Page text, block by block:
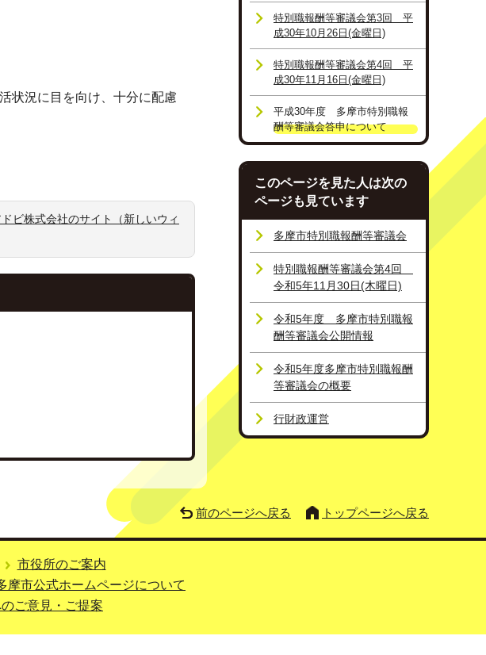
状況に目を向け、十分に配慮
ドビ株式会社のサイト（新しいウィ
特別職報酬等審議会第3回 平
成30年10月26日(金曜日)
特別職報酬等審議会第4回 平
成30年11月16日(金曜日)
平成30年度 多摩市特別職報
酬等審議会答申について
このページを見た人は次の
ページも見ています
多摩市特別職報酬等審議会
特別職報酬等審議会第4回
令和5年11月30日(木曜日)
令和5年度 多摩市特別職報
酬等審議会公開情報
令和5年度多摩市特別職報酬
等審議会の概要
行財政運営
前のページへ戻る トップページへ戻る
市役所のご案内
摩市公式ホームページについて
ご意見・ご提案